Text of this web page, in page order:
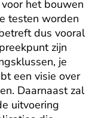
het bouwen
testen worden
dus vooral
zijn
je
een visie over
Daarnaast zal
uitvoering